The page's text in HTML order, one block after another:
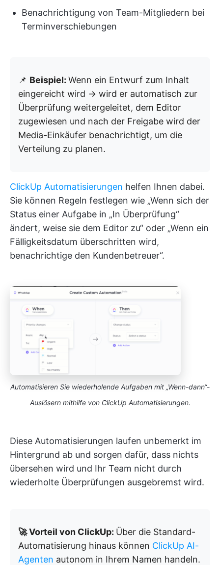
Benachrichtigung von Team-Mitgliedern bei
Terminverschiebungen
📌 Beispiel: Wenn ein Entwurf zum Inhalt
eingereicht wird → wird er automatisch zur
Überprüfung weitergeleitet, dem Editor
zugewiesen und nach der Freigabe wird der
Media-Einkäufer benachrichtigt, um die
Verteilung zu planen.
ClickUp Automatisierungen helfen Ihnen dabei.
Sie können Regeln festlegen wie „Wenn sich der
Status einer Aufgabe in „In Überprüfung“
ändert, weise sie dem Editor zu“ oder „Wenn ein
Fälligkeitsdatum überschritten wird,
benachrichtige den Kundenbetreuer“.
Automatisieren Sie wiederholende Aufgaben mit „Wenn-dann“-
Auslösern mithilfe von ClickUp Automatisierungen.
Diese Automatisierungen laufen unbemerkt im
Hintergrund ab und sorgen dafür, dass nichts
übersehen wird und Ihr Team nicht durch
wiederholte Überprüfungen ausgebremst wird.
🚀 Vorteil von ClickUp: Über die Standard-
Automatisierung hinaus können ClickUp AI-
Agenten autonom in Ihrem Namen handeln.